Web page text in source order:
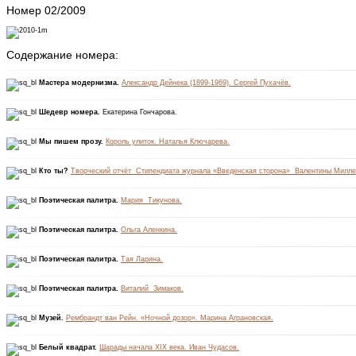
Номер 02/2009
Содержание номера:
Мастера модернизма. Александр Дейнека (1899-1969). Сергей Пухачёв.
Шедевр номера. Екатерина Гончарова.
Мы пишем прозу. Король улиток. Наталья Ключарева.
Кто ты? Творческий отчёт Стипендиата журнала «Введенская сторона» Валентины
Поэтическая палитра. Мария Тикунова.
Поэтическая палитра. Ольга Аленкина.
Поэтическая палитра. Тая Ларина.
Поэтическая палитра. Виталий Зимаков.
Музей. Рембрандт ван Рейн. «Ночной дозор». Марина Аграновская.
Белый квадрат. Шарады начала XIX века. Иван Чудасов.